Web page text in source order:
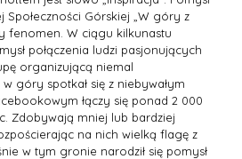
Społeczności Górskiej „W góry z
fenomen. W ciągu kilkunastu
połączenia ludzi pasjonujących
organizującą niemal
góry spotkał się z niebywałym
łączy się ponad 2 000
Zdobywają mniej lub bardziej
na nich wielką flagę z
w tym gronie narodził się pomysł